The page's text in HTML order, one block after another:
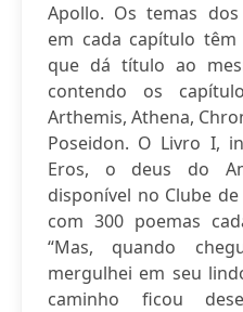
Apollo. Os temas
em cada capítulo
que dá título ao
contendo os
Arthemis, Athena,
Poseidon. O Livro I,
Eros, o deus do
disponível no Clube
com 300 poemas
“Mas, quando
mergulhei em seu
caminho ficou